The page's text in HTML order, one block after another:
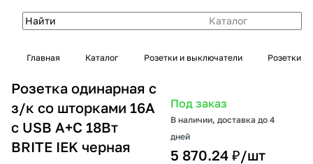
Каталог
Главная Каталог Розетки и выключатели Розетки
Розетка одинарная с
з/к со шторками 16А
с USB A+C 18Вт
BRITE IEK черная
Под заказ
В наличии, доставка до 4
дней
5 870.24 ₽/шт